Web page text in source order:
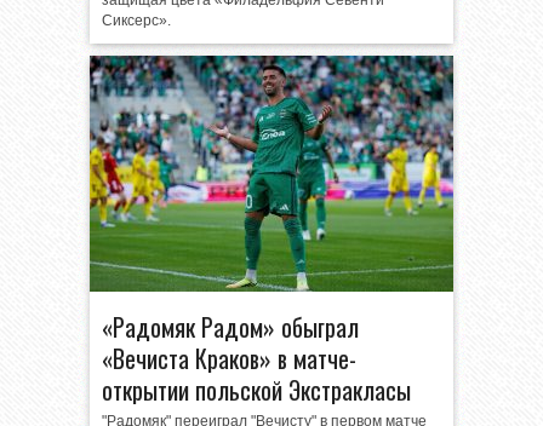
Сиксерс».
«Радомяк Радом» обыграл
«Вечиста Краков» в матче-
открытии польской Экстракласы
"Радомяк" переиграл "Вечисту" в первом матче